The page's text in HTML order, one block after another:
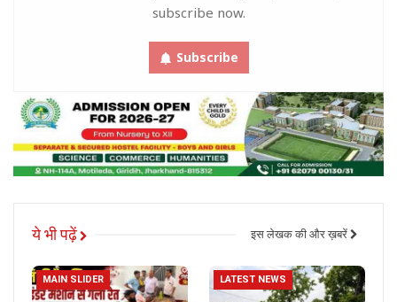
subscribe now.
Subscribe
ये भी पढ़ें इस लेखक की और ख़बरें
MAIN SLIDER LATEST NEWS